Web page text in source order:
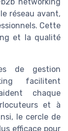
networking
réseau avant,
Cette
et la qualité
de gestion
facilitent
chaque
et à
le cercle de
efficace pour